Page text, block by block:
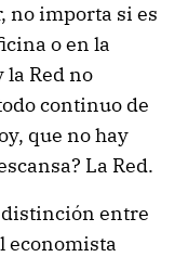
no importa si es
o en la
Red no
continuo de
que no hay
La Red.
distinción entre
economista